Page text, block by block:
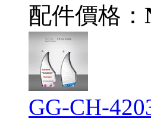
配件價格：
GG-CH-